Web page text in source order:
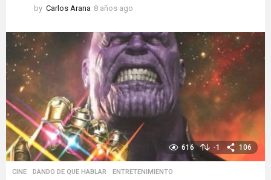
by Carlos Arana 8 años ago
ñ
o
s
a
g
o
616 -1 106
CINE ,DANDO DE QUE HABLAR ,ENTRETENIMIENTO